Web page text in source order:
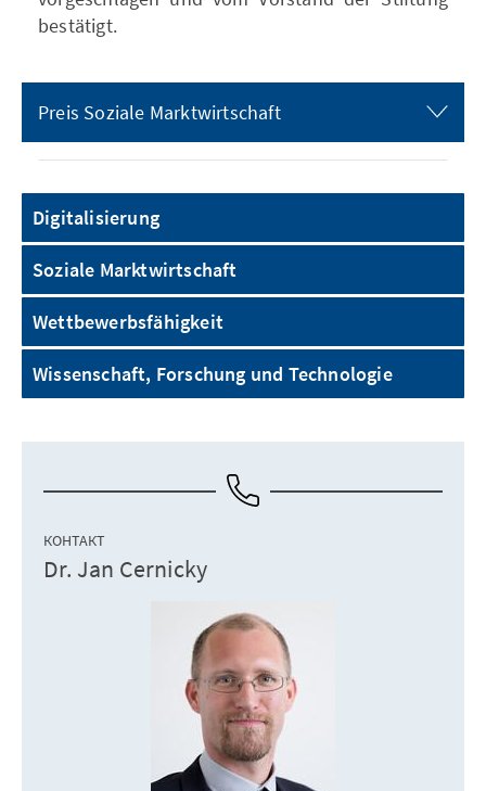
bestätigt.
Preis Soziale Marktwirtschaft
Digitalisierung
Soziale Marktwirtschaft
Wettbewerbsfähigkeit
Wissenschaft, Forschung und Technologie
КОНТАКТ
Dr. Jan Cernicky